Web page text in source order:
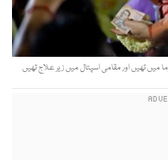
میں تھیں اور مقامی اسپتال میں زیر علاج تھیں